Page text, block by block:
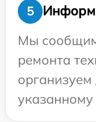
5
Мы
ремонта
организуем
указанному